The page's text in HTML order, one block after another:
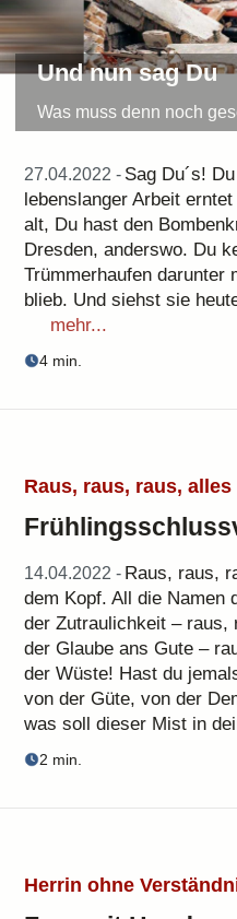
Und nun sag Du
Was muss denn noch
27.04.2022 - Sag Du´s!
lebenslanger Arbeit
alt, Du hast den
Dresden, anderswo. Du
Trümmerhaufen darunter
blieb. Und siehst sie
mehr...
4 min.
Raus, raus, raus,
14.04.2022 - Raus, raus,
dem Kopf. All die Namen
der Zutraulichkeit – raus,
der Glaube ans Gute –
der Wüste! Hast du
von der Güte, von der
was soll dieser Mist in
2 min.
Herrin ohne